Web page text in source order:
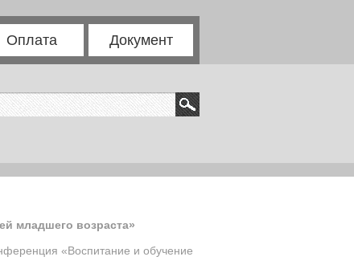
Оплата Документ
младшего возраста»
«Воспитание и обучение